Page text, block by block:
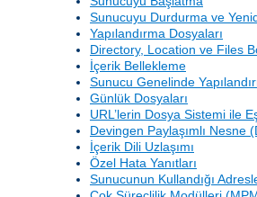
Sunucuyu Durdurma ve
Yapılandırma Dosyaları
Directory, Location ve Files
İçerik Bellekleme
Sunucu Genelinde
Günlük Dosyaları
URL’lerin Dosya Sistemi ile
Devingen Paylaşımlı Nesne
İçerik Dili Uzlaşımı
Özel Hata Yanıtları
Sunucunun Kullandığı